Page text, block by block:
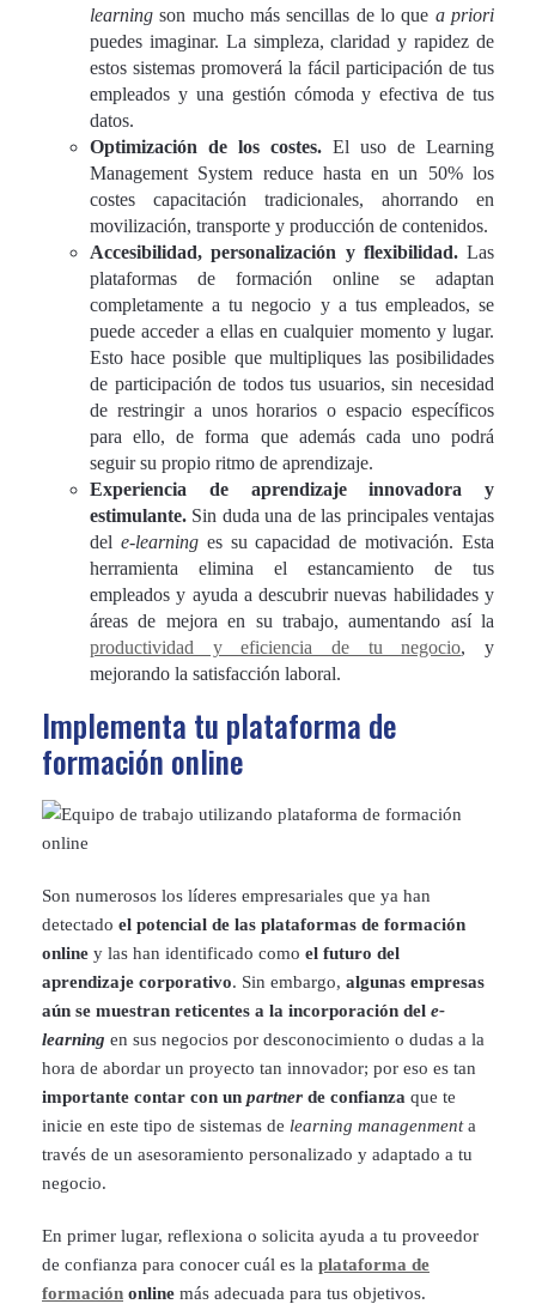
learning son mucho más sencillas de lo que a priori
puedes imaginar. La simpleza, claridad y rapidez de
estos sistemas promoverá la fácil participación de tus
empleados y una gestión cómoda y efectiva de tus
datos.
Optimización de los costes. El uso de Learning
Management System reduce hasta en un 50% los
costes capacitación tradicionales, ahorrando en
movilización, transporte y producción de contenidos.
Accesibilidad, personalización y flexibilidad. Las
plataformas de formación online se adaptan
completamente a tu negocio y a tus empleados, se
puede acceder a ellas en cualquier momento y lugar.
Esto hace posible que multipliques las posibilidades
de participación de todos tus usuarios, sin necesidad
de restringir a unos horarios o espacio específicos
para ello, de forma que además cada uno podrá
seguir su propio ritmo de aprendizaje.
Experiencia de aprendizaje innovadora y
estimulante. Sin duda una de las principales ventajas
del e-learninges su capacidad de motivación. Esta
herramienta elimina el estancamiento de tus
empleados y ayuda a descubrir nuevas habilidades y
áreas de mejora en su trabajo, aumentando así la
productividad y eficiencia de tu negocio, y
mejorando la satisfacción laboral.
Implementa tu plataforma de
formación online
Son numerosos los líderes empresariales que ya han
detectado el potencial de las plataformas de formación
online y las han identificado como el futuro del
aprendizaje corporativo. Sin embargo, algunas empresas
aún se muestran reticentes a la incorporación del e-
learning en sus negocios por desconocimiento o dudas a la
hora de abordar un proyecto tan innovador; por eso es tan
importante contar con un partner de confianza que te
inicie en este tipo de sistemas de learning managenmenta
través de un asesoramiento personalizado y adaptado a tu
negocio.
En primer lugar, reflexiona o solicita ayuda a tu proveedor
de confianza para conocer cuál es la plataforma de
formación online más adecuada para tus objetivos.